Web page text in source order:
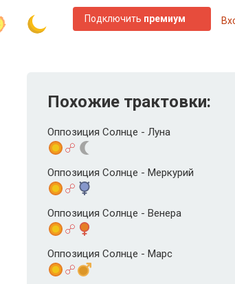
Подключить премиум
Похожие трактовки:
Оппозиция Солнце - Луна
Оппозиция Солнце - Меркурий
Оппозиция Солнце - Венера
Оппозиция Солнце - Марс